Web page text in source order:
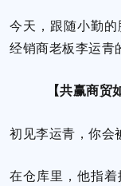
今天，跟随小勤
经销商老板李运青
【共赢商贸
初见李运青，你会
在仓库里，他指